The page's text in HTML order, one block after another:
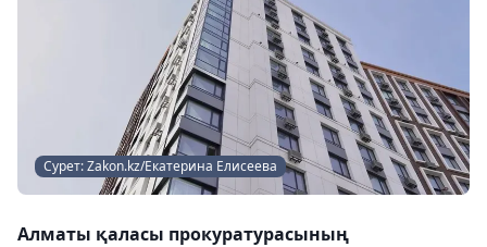
Сурет: Zakon.kz/Екатерина Елисеева
Алматы қаласы прокуратурасының